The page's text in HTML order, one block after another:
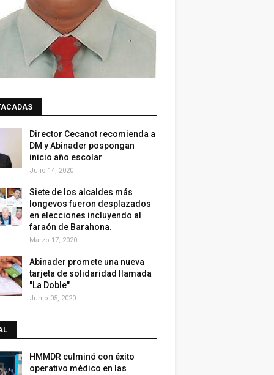
Director Cecanot recomienda a
DM y Abinader pospongan
inicio año escolar
Julio 14, 2020
Siete de los alcaldes más
longevos fueron desplazados
en elecciones incluyendo al
faraón de Barahona.
Marzo 17, 2020
Abinader promete una nueva
tarjeta de solidaridad llamada
"La Doble"
Junio 05, 2020
HMMDR culminó con éxito
operativo médico en las